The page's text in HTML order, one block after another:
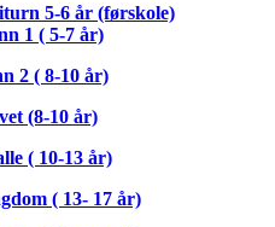
5-6 år (førskole)
1 ( 5-7 år)
2 ( 8-10 år)
(8-10 år)
( 10-13 år)
( 13- 17 år)